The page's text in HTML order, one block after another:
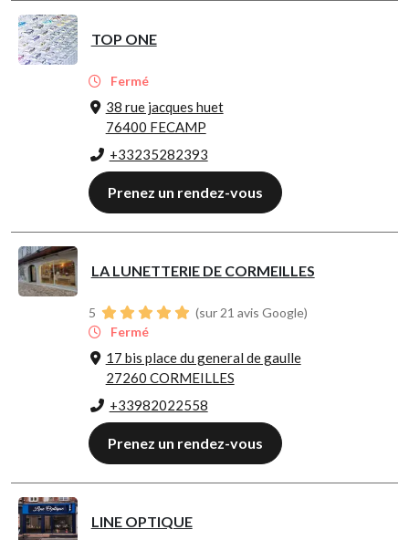
TOP ONE
Fermé
38 rue jacques huet
76400 FECAMP
+33235282393
Prenez un rendez-vous
LA LUNETTERIE DE CORMEILLES
5
(sur 21 avis Google)
Fermé
17 bis place du general de gaulle
27260 CORMEILLES
+33982022558
Prenez un rendez-vous
LINE OPTIQUE